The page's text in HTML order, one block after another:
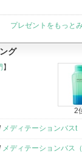
品
プレゼントをもっと
グ
】
2
メディテーションバスt
メディテーションバス